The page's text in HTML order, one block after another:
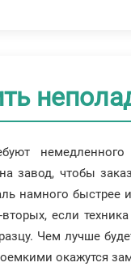
на завод, чтобы
намного быстрее
если
Чем лучше
окажутся